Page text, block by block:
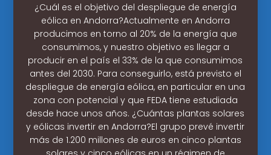
¿Cuál es el objetivo del despliegue de energía
eólica en Andorra?Actualmente en Andorra
producimos en torno al 20% de la energía que
consumimos, y nuestro objetivo es llegar a
producir en el país el 33% de la que consumimos
antes del 2030. Para conseguirlo, está previsto el
despliegue de energía eólica, en particular en una
zona con potencial y que FEDA tiene estudiada
desde hace unos años. ¿Cuántas plantas solares
y eólicas invertir en Andorra?El grupo prevé invertir
más de 1.200 millones de euros en cinco plantas